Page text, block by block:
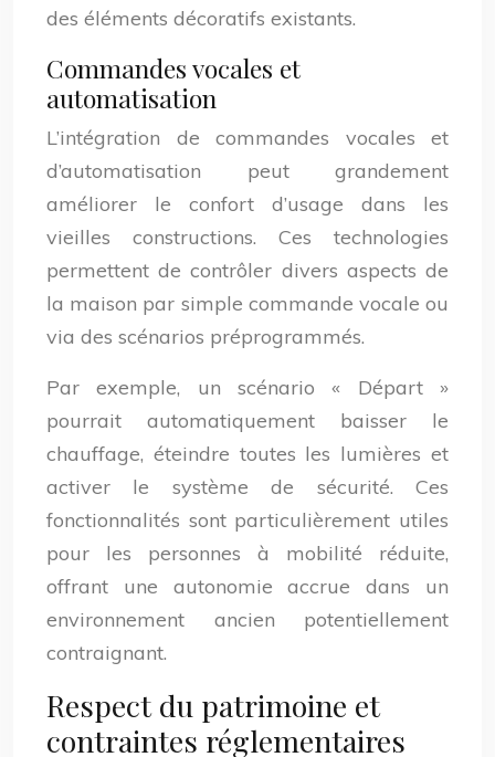
des éléments décoratifs existants.
Commandes vocales et
automatisation
L’intégration de commandes vocales et
d’automatisation peut grandement
améliorer le confort d’usage dans les
vieilles constructions. Ces technologies
permettent de contrôler divers aspects de
la maison par simple commande vocale ou
via des scénarios préprogrammés.
Par exemple, un scénario « Départ »
pourrait automatiquement baisser le
chauffage, éteindre toutes les lumières et
activer le système de sécurité. Ces
fonctionnalités sont particulièrement utiles
pour les personnes à mobilité réduite,
offrant une autonomie accrue dans un
environnement ancien potentiellement
contraignant.
Respect du patrimoine et
contraintes réglementaires